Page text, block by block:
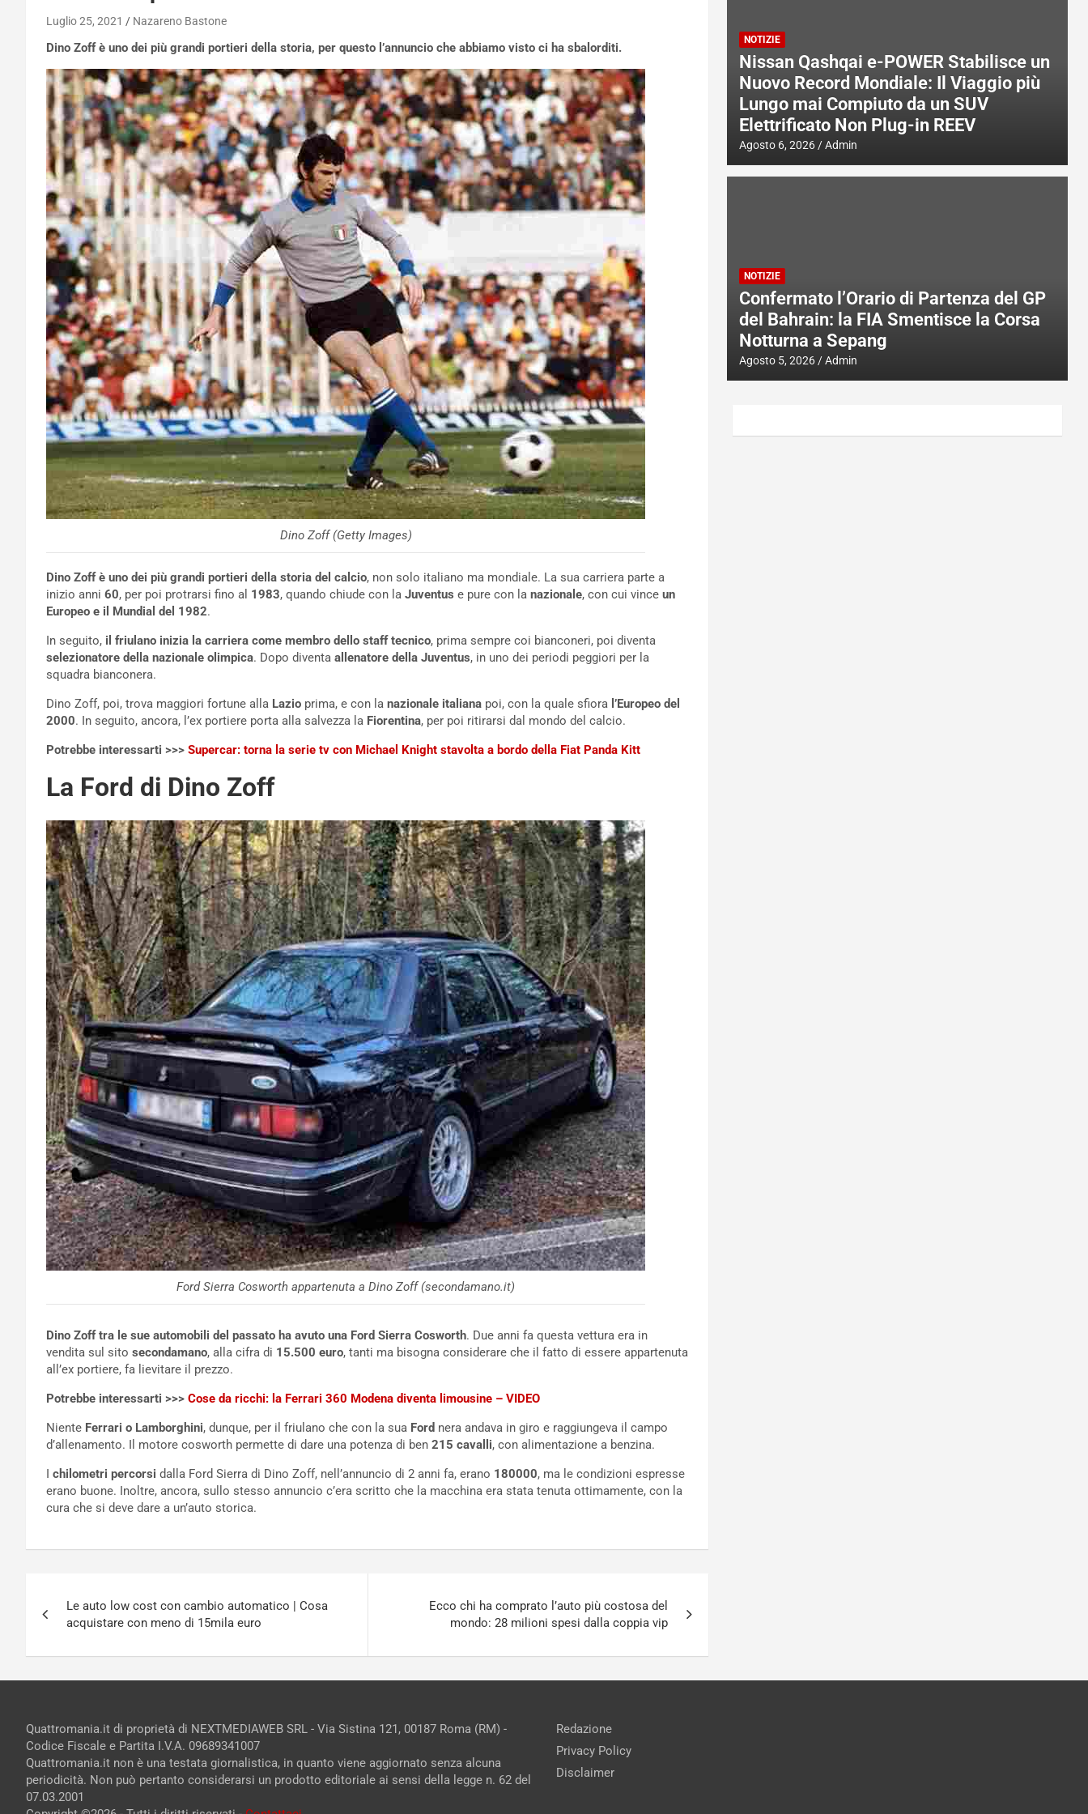
Luglio 25, 2021 Nazareno Bastone
Dino Zoff è uno dei più grandi portieri della storia, per questo l’annuncio che abbiamo visto ci ha sbalorditi.
Dino Zoff (Getty Images)
Dino Zoff è uno dei più grandi portieri della storia del calcio, non solo italiano ma mondiale. La sua carriera parte a
inizio anni 60, per poi protrarsi fino al 1983, quando chiude con la Juventus e pure con la nazionale, con cui vince un
Europeo e il Mundial del 1982.
In seguito, il friulano inizia la carriera come membro dello staff tecnico, prima sempre coi bianconeri, poi diventa
selezionatore della nazionale olimpica. Dopo diventa allenatore della Juventus, in uno dei periodi peggiori per la
squadra bianconera.
Dino Zoff, poi, trova maggiori fortune alla Lazio prima, e con la nazionale italiana poi, con la quale sfiora l’Europeo del
2000. In seguito, ancora, l’ex portiere porta alla salvezza la Fiorentina, per poi ritirarsi dal mondo del calcio.
Potrebbe interessarti >>> Supercar: torna la serie tv con Michael Knight stavolta a bordo della Fiat Panda Kitt
La Ford di Dino Zoff
Ford Sierra Cosworth appartenuta a Dino Zoff (secondamano.it)
Dino Zoff tra le sue automobili del passato ha avuto una Ford Sierra Cosworth. Due anni fa questa vettura era in
vendita sul sito secondamano, alla cifra di 15.500 euro, tanti ma bisogna considerare che il fatto di essere appartenuta
all’ex portiere, fa lievitare il prezzo.
Potrebbe interessarti >>> Cose da ricchi: la Ferrari 360 Modena diventa limousine – VIDEO
Niente Ferrari o Lamborghini, dunque, per il friulano che con la sua Ford nera andava in giro e raggiungeva il campo
d’allenamento. Il motore cosworth permette di dare una potenza di ben 215 cavalli, con alimentazione a benzina.
chilometri percorsi dalla Ford Sierra di Dino Zoff, nell’annuncio di 2 anni fa, erano 180000, ma le condizioni espresse
erano buone. Inoltre, ancora, sullo stesso annuncio c’era scritto che la macchina era stata tenuta ottimamente, con la
cura che si deve dare a un’auto storica.
articoli
Le auto low cost con cambio automatico | Cosa
acquistare con meno di 15mila euro
Ecco chi ha comprato l’auto più costosa del
mondo: 28 milioni spesi dalla coppia vip
NOTIZIE
Nissan Qashqai e-POWER Stabilisce un
Nuovo Record Mondiale: Il Viaggio più
Lungo mai Compiuto da un SUV
Elettrificato Non Plug-in REEV
Agosto 6, 2026 Admin
NOTIZIE
Confermato l’Orario di Partenza del GP
del Bahrain: la FIA Smentisce la Corsa
Notturna a Sepang
Agosto 5, 2026 Admin
Quattromania.it di proprietà di NEXTMEDIAWEB SRL - Via Sistina 121, 00187 Roma (RM) -
Codice Fiscale e Partita I.V.A. 09689341007
Quattromania.it non è una testata giornalistica, in quanto viene aggiornato senza alcuna
periodicità. Non può pertanto considerarsi un prodotto editoriale ai sensi della legge n. 62 del
07.03.2001
Redazione
Privacy Policy
Disclaimer